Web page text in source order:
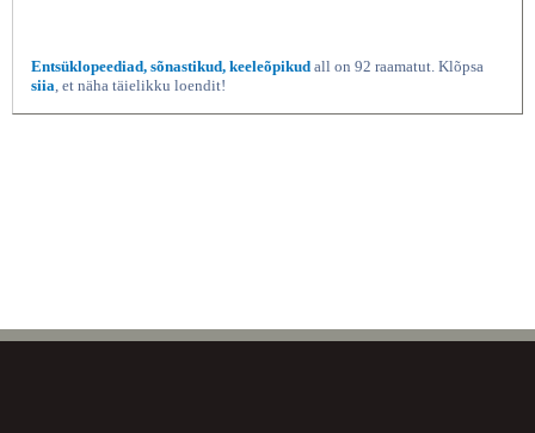
Entsüklopeediad, sõnastikud, keeleõpikud all on 92 raamatut. Klõpsa
siia, et näha täielikku loendit!